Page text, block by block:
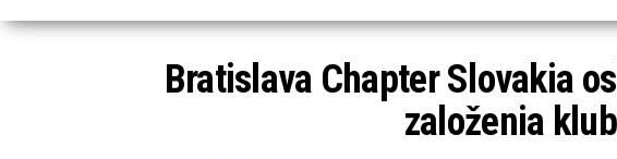
Bratislava Chapter Slovakia
založenia